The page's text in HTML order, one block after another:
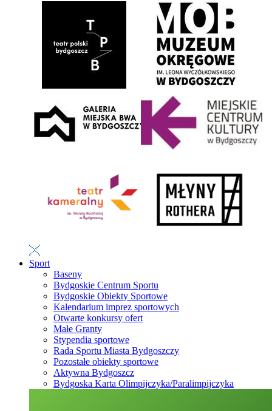
Sport
Baseny
Bydgoskie Centrum Sportu
Bydgoskie Obiekty Sportowe
Kalendarium imprez sportowych
Otwarte konkursy ofert
Małe Granty
Stypendia sportowe
Rada Sportu Miasta Bydgoszczy
Pozostałe obiekty sportowe
Aktywna Bydgoszcz
Bydgoska Karta Olimpijczyka/Paralimpijczyka